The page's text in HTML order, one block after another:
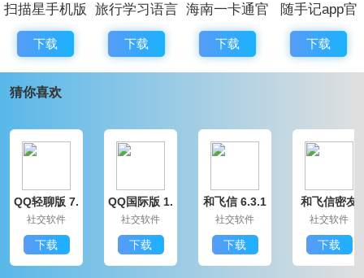
扫描星手机版
下载
旅行学习语言
ios版
下载
海南一卡通官
方正版
下载
随手记app官
方版
下载
猜你喜欢
QQ轻聊版 7.
9.14314.0
社交软件
下载
QQ国际版 1.
91.1370.0
社交软件
下载
和飞信 6.3.1
200
社交软件
下载
和飞信密友
圈版 6.3.120
社交软件
下载